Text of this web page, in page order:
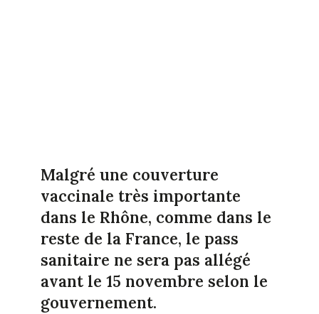
Malgré une couverture
vaccinale très importante
dans le Rhône, comme dans le
reste de la France, le pass
sanitaire ne sera pas allégé
avant le 15 novembre selon le
gouvernement.